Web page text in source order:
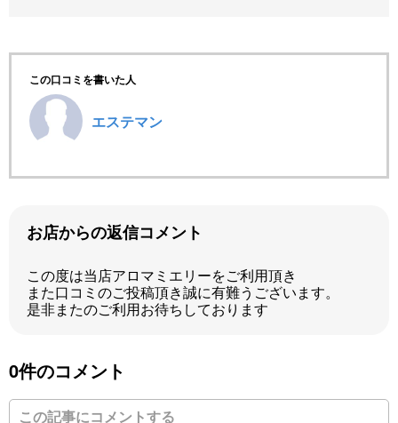
この口コミを書いた人
エステマン
お店からの返信コメント
この度は当店アロマミエリーをご利用頂き
また口コミのご投稿頂き誠に有難うございます。
是非またのご利用お待ちしております
0件のコメント